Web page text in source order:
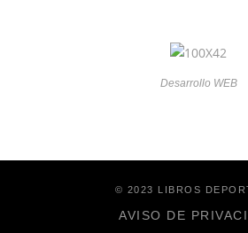
Desarrollo WEB
© 2023 LIBROS
AVISO DE